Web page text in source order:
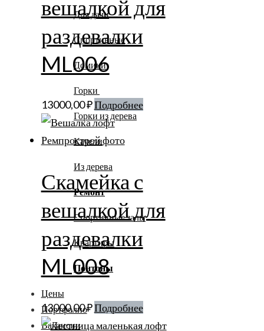
Для дачи
Спортивные
Домики
Горки
Горки из дерева
Качели
Из дерева
Ремонт
Спортивные залы
Квартиры
Понтоны
Цены
Портфолио
Вакансии
вешалкой для
раздевалки
ML006
13000,00₽Подробнее
Скамейка с
вешалкой для
раздевалки
ML008
13000,00₽Подробнее